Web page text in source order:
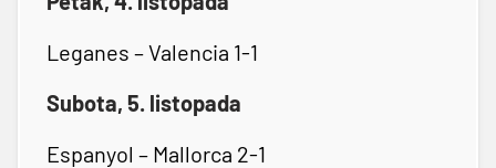
Leganes – Valencia 1-1
Subota, 5. listopada
Espanyol – Mallorca 2-1